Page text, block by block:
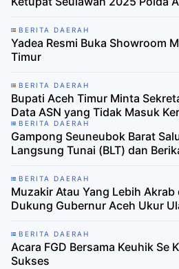
BERITA DAERAH
Yadea Resmi Buka Showroom
Timur
BERITA DAERAH
Bupati Aceh Timur Minta
Data ASN yang Tidak Masuk
BERITA DAERAH
Gampong Seuneubok Barat
Langsung Tunai (BLT) dan
BERITA DAERAH
Muzakir Atau Yang Lebih Akrab
Dukung Gubernur Aceh Ukur
BERITA DAERAH
Acara FGD Bersama Keuhik Se
Sukses